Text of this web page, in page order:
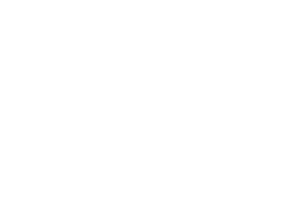
、住宅ローンアドバイザー、DCプランナ
の有資格者を執筆者・監修者として迎